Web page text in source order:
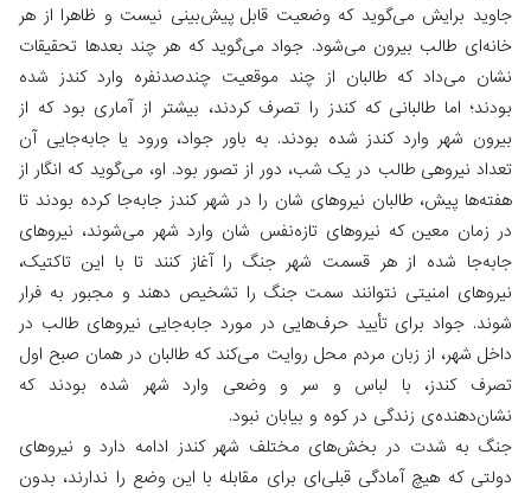
جاوید برایش می‌گوید که وضعیت قابل پیش‌بینی نیست و ظاهرا از هر
خانه‌ای طالب بیرون می‌شود. جواد می‌گوید که هر چند بعدها تحقیقات
نشان می‌داد که طالبان از چند موقعیت چندصدنفره وارد کندز شده
بودند؛ اما طالبانی که کندز را تصرف کردند، بیشتر از آماری بود که از
بیرون شهر وارد کندز شده بودند. به باور جواد،‌ ورود یا جابه‌جایی آن
تعداد نیروهی طالب در یک شب، دور از تصور بود. او، می‌گوید که انگار از
هفته‌ها پیش، طالبان نیروهای شان را در شهر کندز جابه‌جا کرده بودند تا
در زمان معین که نیروهای تازه‌نفس شان وارد شهر می‌شوند، نیروهای
جابه‌جا شده از هر قسمت شهر جنگ را آغاز کنند تا با این تاکتیک،‌
نیروهای امنیتی نتوانند سمت جنگ را تشخیص دهند و مجبور به فرار
شوند. جواد برای تأیید حرف‌هایی در مورد جابه‌جایی نیروهای طالب در
داخل شهر،‌ از زبان مردم محل روایت می‌کند که طالبان در همان صبح اول
تصرف کندز، با لباس و سر و وضعی وارد شهر شده بودند که
نشان‌دهنده‌ی زندگی در کوه و بیابان نبود.
جنگ به شدت در بخش‌های مختلف شهر کندز ادامه دارد و نیروهای
دولتی که هیچ آمادگی قبلی‌ای برای مقابله با این وضع را ندارند، بدون